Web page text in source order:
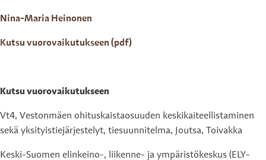
Nina-Maria Heinonen
Kutsu vuorovaikutukseen (pdf)
Kutsu vuorovaikutukseen
Vt4, Vestonmäen ohituskaistaosuuden keskikaiteellistaminen
sekä yksityistiejärjestelyt, tiesuunnitelma, Joutsa, Toivakka
Keski-Suomen elinkeino-, liikenne- ja ympäristökeskus (ELY-